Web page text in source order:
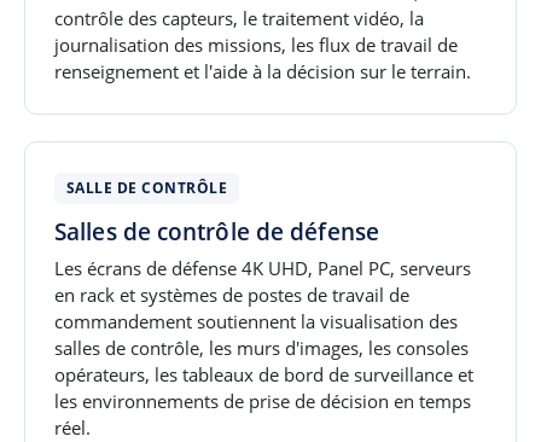
contrôle des capteurs, le traitement vidéo, la
journalisation des missions, les flux de travail de
renseignement et l'aide à la décision sur le terrain.
SALLE DE CONTRÔLE
Salles de contrôle de défense
Les écrans de défense 4K UHD, Panel PC, serveurs
en rack et systèmes de postes de travail de
commandement soutiennent la visualisation des
salles de contrôle, les murs d'images, les consoles
opérateurs, les tableaux de bord de surveillance et
les environnements de prise de décision en temps
réel.